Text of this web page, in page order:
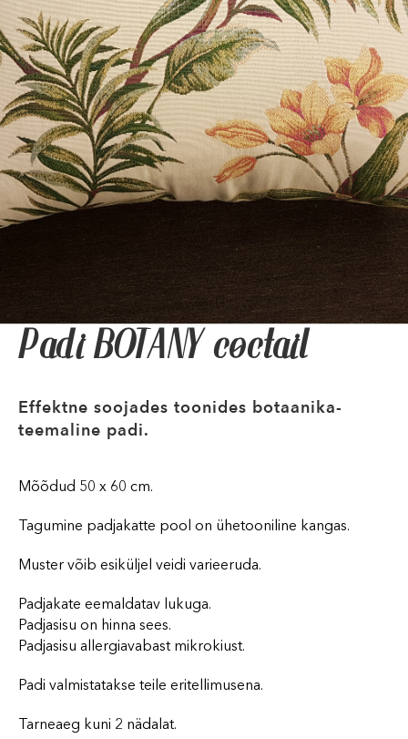
Padi BOTANY coctail
Effektne soojades toonides botaanika-
teemaline padi.
Mõõdud 50 x 60 cm.
Tagumine padjakatte pool on ühetooniline kangas.
Muster võib esiküljel veidi varieeruda.
Padjakate eemaldatav lukuga.
Padjasisu on hinna sees.
Padjasisu allergiavabast mikrokiust.
Padi valmistatakse teile eritellimusena.
Tarneaeg kuni 2 nädalat.